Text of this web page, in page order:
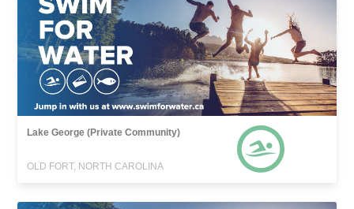
Lake George (Private Community)
OLD FORT, NORTH CAROLINA